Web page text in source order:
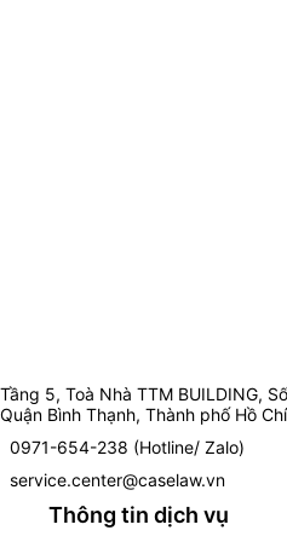
Tầng 5, Toà Nhà TTM BUILDING,
Quận Bình Thạnh, Thành phố Hồ
0971-654-238 (Hotline/ Zalo)
service.center@caselaw.vn
Thông tin dịch vụ